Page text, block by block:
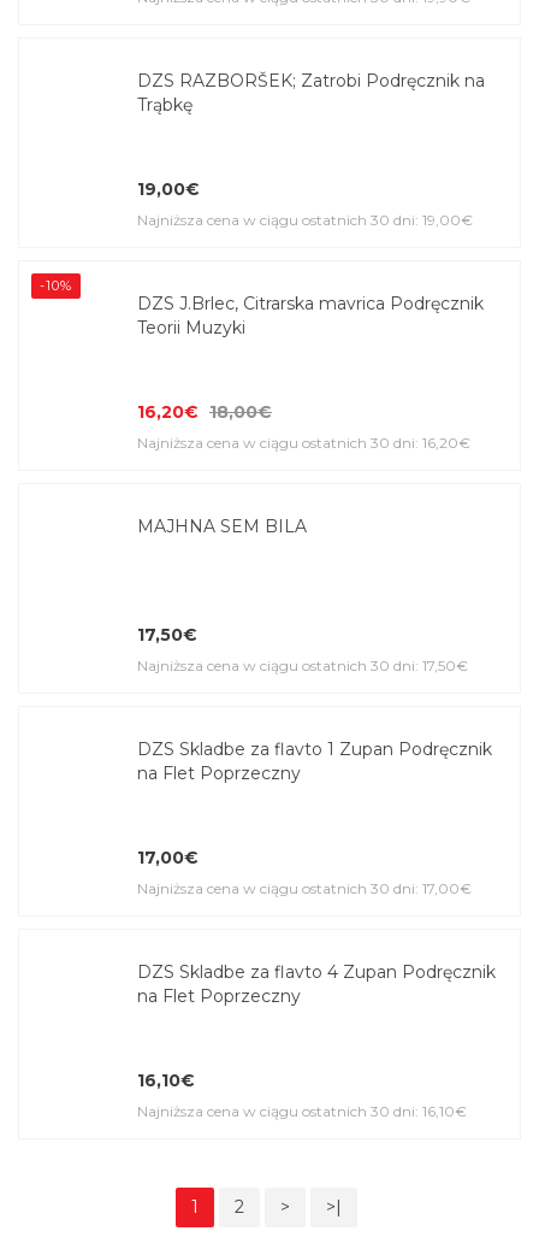
DZS RAZBORŠEK; Zatrobi Podręcznik na
Trąbkę
19,00€
Najniższa cena w ciągu ostatnich 30 dni: 19,00€
-10%
DZS J.Brlec, Citrarska mavrica Podręcznik
Teorii Muzyki
16,20€ 18,00€
Najniższa cena w ciągu ostatnich 30 dni: 16,20€
MAJHNA SEM BILA
17,50€
Najniższa cena w ciągu ostatnich 30 dni: 17,50€
DZS Skladbe za flavto 1 Zupan Podręcznik
na Flet Poprzeczny
17,00€
Najniższa cena w ciągu ostatnich 30 dni: 17,00€
DZS Skladbe za flavto 4 Zupan Podręcznik
na Flet Poprzeczny
16,10€
Najniższa cena w ciągu ostatnich 30 dni: 16,10€
1 2 > >|